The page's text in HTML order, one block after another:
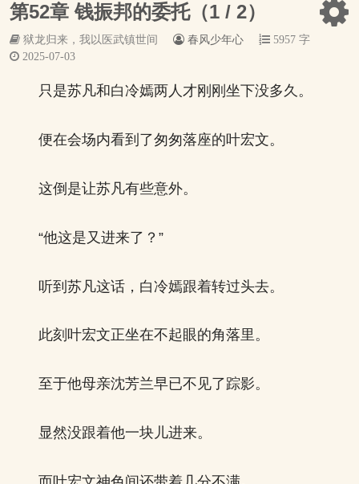
第52章 钱振邦的委托（1 / 2）
狱龙归来，我以医武镇世间 春风少年心
5957 字
2025-07-03
只是苏凡和白冷嫣两人才刚刚坐下没多久。
便在会场内看到了匆匆落座的叶宏文。
这倒是让苏凡有些意外。
“他这是又进来了？”
听到苏凡这话，白冷嫣跟着转过头去。
此刻叶宏文正坐在不起眼的角落里。
至于他母亲沈芳兰早已不见了踪影。
显然没跟着他一块儿进来。